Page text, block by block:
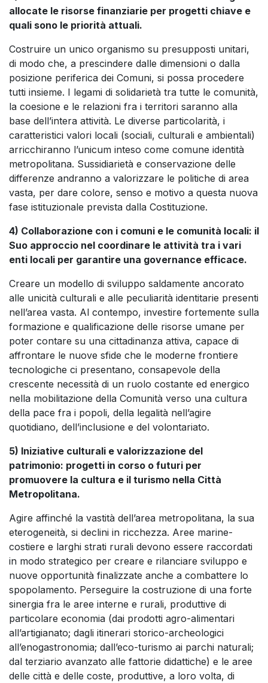
allocate le risorse finanziarie per progetti chiave e
quali sono le priorità attuali.
Costruire un unico organismo su presupposti unitari,
di modo che, a prescindere dalle dimensioni o dalla
posizione periferica dei Comuni, si possa procedere
tutti insieme. I legami di solidarietà tra tutte le comunità,
la coesione e le relazioni fra i territori saranno alla
base dell’intera attività. Le diverse particolarità, i
caratteristici valori locali (sociali, culturali e ambientali)
arricchiranno l’unicum inteso come comune identità
metropolitana. Sussidiarietà e conservazione delle
differenze andranno a valorizzare le politiche di area
vasta, per dare colore, senso e motivo a questa nuova
fase istituzionale prevista dalla Costituzione.
4) Collaborazione con i comuni e le comunità locali: il
Suo approccio nel coordinare le attività tra i vari
enti locali per garantire una governance efficace.
Creare un modello di sviluppo saldamente ancorato
alle unicità culturali e alle peculiarità identitarie presenti
nell’area vasta. Al contempo, investire fortemente sulla
formazione e qualificazione delle risorse umane per
poter contare su una cittadinanza attiva, capace di
affrontare le nuove sfide che le moderne frontiere
tecnologiche ci presentano, consapevole della
crescente necessità di un ruolo costante ed energico
nella mobilitazione della Comunità verso una cultura
della pace fra i popoli, della legalità nell’agire
quotidiano, dell’inclusione e del volontariato.
5) Iniziative culturali e valorizzazione del
patrimonio: progetti in corso o futuri per
promuovere la cultura e il turismo nella Città
Metropolitana.
Agire affinché la vastità dell’area metropolitana, la sua
eterogeneità, si declini in ricchezza. Aree marine-
costiere e larghi strati rurali devono essere raccordati
in modo strategico per creare e rilanciare sviluppo e
nuove opportunità finalizzate anche a combattere lo
spopolamento. Perseguire la costruzione di una forte
sinergia fra le aree interne e rurali, produttive di
particolare economia (dai prodotti agro-alimentari
all’artigianato; dagli itinerari storico-archeologici
all’enogastronomia; dall’eco-turismo ai parchi naturali;
dal terziario avanzato alle fattorie didattiche) e le aree
delle città e delle coste, produttive, a loro volta, di